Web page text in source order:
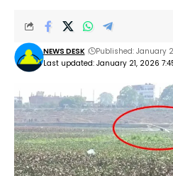
Last updated: January 21, 2026
NEWS DESK Published: January